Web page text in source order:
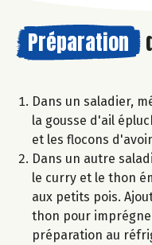
Préparation
Dans un saladier,
la gousse d'ail
et les flocons
Dans un autre
le curry et le thon
aux petits pois.
thon pour
préparation au